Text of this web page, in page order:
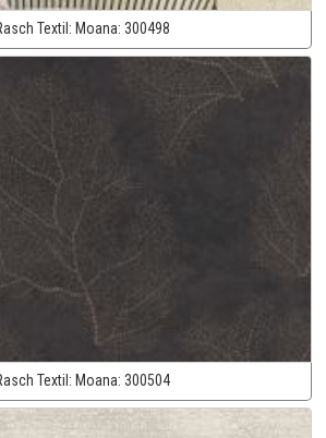
Textil: Moana: 300498
Textil: Moana: 300504